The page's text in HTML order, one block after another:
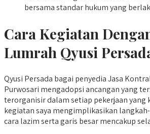
bersama standar hukum yang
Cara Kegiatan
Lumrah Qyusi
Qyusi Persada bagai penyedia Jasa
Purwosari mengadopsi ancangan yang
terorganisir dalam setiap pekerjaan yang
kegiatan saya mengimplikasikan
cara lazim serta garis besar mencakup